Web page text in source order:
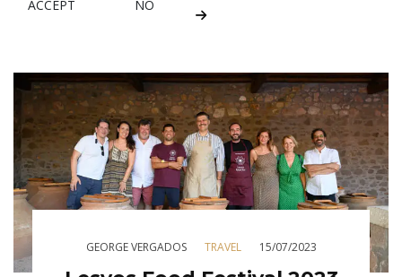
GEORGE VERGADOS TRAVEL 15/07/2023
ACCEPT
NO